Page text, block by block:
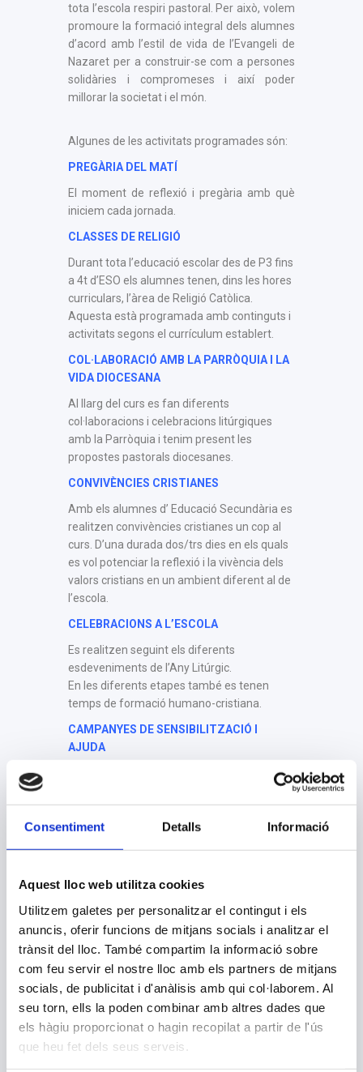
Consentiment Detalls Informació
Aquest lloc web utilitza cookies
Utilitzem galetes per personalitzar el contingut i els
anuncis, oferir funcions de mitjans socials i analitzar el
trànsit del lloc. També compartim la informació sobre
com feu servir el nostre lloc amb els partners de mitjans
socials, de publicitat i d'anàlisis amb qui col·laborem. Al
seu torn, ells la poden combinar amb altres dades que
els hàgiu proporcionat o hagin recopilat a partir de l'ús
que heu fet dels seus serveis.
tota l’escola respiri pastoral. Per això, volem
promoure la formació integral dels alumnes
d’acord amb l’estil de vida de l’Evangeli de
Nazaret per a construir-se com a persones
solidàries i compromeses i així poder
millorar la societat i el món.
Algunes de les activitats programades són:
PREGÀRIA DEL MATÍ
El moment de reflexió i pregària amb què
iniciem cada jornada.
CLASSES DE RELIGIÓ
Durant tota l’educació escolar des de P3 fins
a 4t d’ESO els alumnes tenen, dins les hores
curriculars, l’àrea de Religió Catòlica.
Aquesta està programada amb continguts i
activitats segons el currículum establert.
COL·LABORACIÓ AMB LA PARRÒQUIA I LA
VIDA DIOCESANA
Al llarg del curs es fan diferents
col·laboracions i celebracions litúrgiques
amb la Parròquia i tenim present les
propostes pastorals diocesanes.
CONVIVÈNCIES CRISTIANES
Amb els alumnes d’ Educació Secundària es
realitzen convivències cristianes un cop al
curs. D’una durada dos/trs dies en els quals
es vol potenciar la reflexió i la vivència dels
valors cristians en un ambient diferent al de
l’escola.
CELEBRACIONS A L’ESCOLA
Es realitzen seguint els diferents
esdeveniments de l’Any Litúrgic.
En les diferents etapes també es tenen
temps de formació humano-cristiana.
CAMPANYES DE SENSIBILITZACIÓ I
AJUDA
Amb l’objectiu de sensibilitzar sobre el que
és la vida i exigències cristianes, així com el
treball que desenvolupen molts homes i
dones cristianes arreu del món al llarg del
DOMUND
Missions catòliques en països en
desenvolupament.
MANYANET SOLIDARI
Col·laboració amb les obres apostòliques
que els Fills de la Sagrada Família tenim en
NADAL SOLIDARI